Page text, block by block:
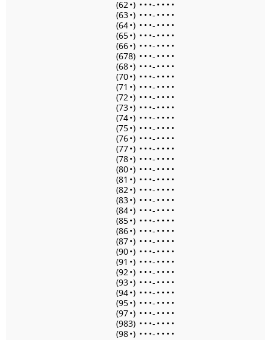
(62•) • • •- • • • •
(63•) • • •- • • • •
(64•) • • •- • • • •
(65•) • • •- • • • •
(66•) • • •- • • • •
(678) • • •- • • • •
(68•) • • •- • • • •
(70•) • • •- • • • •
(71 •) • • •- • • • •
(72•) • • •- • • • •
(73•) • • •- • • • •
(74•) • • •- • • • •
(75•) • • •- • • • •
(76•) • • •- • • • •
(77•) • • •- • • • •
(78•) • • •- • • • •
(80•) • • •- • • • •
(81 •) • • •- • • • •
(82•) • • •- • • • •
(83•) • • •- • • • •
(84•) • • •- • • • •
(85•) • • •- • • • •
(86•) • • •- • • • •
(87•) • • •- • • • •
(90•) • • •- • • • •
(91 •) • • •- • • • •
(92•) • • •- • • • •
(93•) • • •- • • • •
(94•) • • •- • • • •
(95•) • • •- • • • •
(97•) • • •- • • • •
(983) • • •- • • • •
(98•) • • •- • • • •